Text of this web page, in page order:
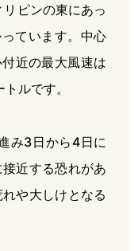
ピンの東にあっ
ています。中心
近の最大風速は
ルです。
み3日から4日に
近する恐れがあ
や大しけとなる